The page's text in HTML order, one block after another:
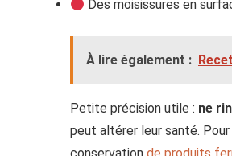
Des moisissures en
À lire également :
Petite précision utile : ne
peut altérer leur santé.